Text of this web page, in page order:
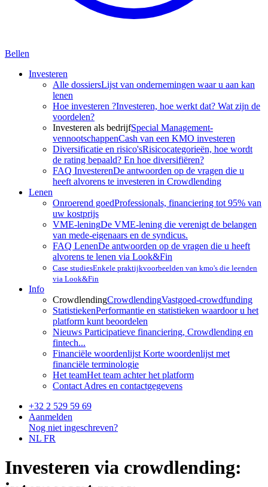
Bellen
Investeren
Alle dossiersLijst van ondernemingen waar u aan kan
lenen
Hoe investeren ?Investeren, hoe werkt dat? Wat zijn de
voordelen?
Investeren als bedrijfSpecial Management-
vennootschappenCash van een KMO investeren
Diversificatie en risico'sRisicocategorieën, hoe wordt
de rating bepaald? En hoe diversifiëren?
FAQ InvesterenDe antwoorden op de vragen die u
heeft alvorens te investeren in Crowdlending
Lenen
Onroerend goedProfessionals, financiering tot 95% van
uw kostprijs
VME-leningDe VME-lening die verenigt de belangen
van mede-eigenaars en de syndicus.
FAQ LenenDe antwoorden op de vragen die u heeft
alvorens te lenen via Look&Fin
Case studiesEnkele praktijkvoorbeelden van kmo's die leenden
via Look&Fin
Info
CrowdlendingCrowdlendingVastgoed-crowdfunding
StatistiekenPerformantie en statistieken waardoor u het
platform kunt beoordelen
Nieuws Participatieve financiering, Crowdlending en
fintech...
Financiële woordenlijst Korte woordenlijst met
financiële terminologie
Het teamHet team achter het platform
Contact Adres en contactgegevens
+32 2 529 59 69
Aanmelden
Nog niet ingeschreven?
NL FR
Investeren via crowdlending: